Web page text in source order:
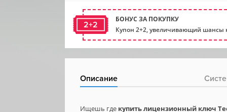
2+2
БОНУС ЗА ПОКУПКУ
Купон 2+2, увеличивающий шансы
Описание
Ищешь где купить лицензионный ключ